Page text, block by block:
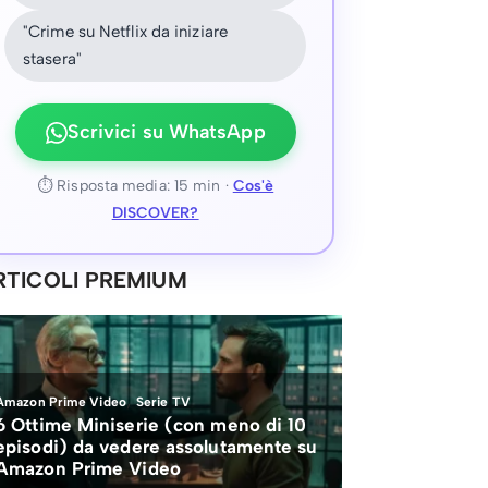
"Crime su Netflix da iniziare
stasera"
Scrivici su WhatsApp
⏱ Risposta media: 15 min · Cos'è
DISCOVER?
PREMIUM